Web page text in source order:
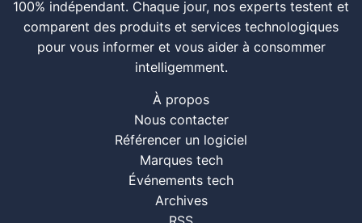
100% indépendant. Chaque jour, nos experts testent et
comparent des produits et services technologiques
pour vous informer et vous aider à consommer
intelligemment.
À propos
Nous contacter
Référencer un logiciel
Marques tech
Événements tech
Archives